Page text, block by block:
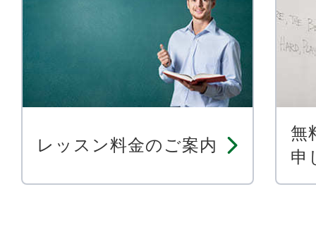
レッスン料金のご案内
無
申